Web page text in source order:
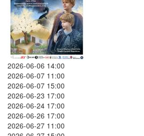
2026-06-06 14:00
2026-06-07 11:00
2026-06-07 15:00
2026-06-23 17:00
2026-06-24 17:00
2026-06-26 17:00
2026-06-27 11:00